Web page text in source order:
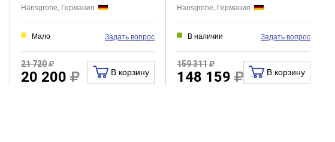
Hansgrohe, Германия
Мало Задать вопрос
21 720
20 200 В корзину
Hansgrohe, Германия
В наличии Задать вопрос
159 311
148 159 В корзину